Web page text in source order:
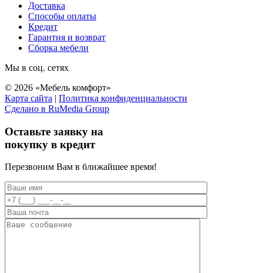
Доставка
Способы оплаты
Кредит
Гарантия и возврат
Сборка мебели
Мы в соц. сетях
© 2026 «Мебель комфорт»
Карта сайта | Политика конфиденциальности
Сделано в RuMedia Group
вверх
Оставьте заявку на
покупку в кредит
Перезвоним Вам в ближайшее время!